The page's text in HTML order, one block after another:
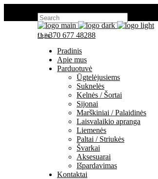
+370 677 48288
fbig
Pradinis
Apie mus
Parduotuvė
Ūgtelėjusiems
Suknelės
Kelnės / Šortai
Sijonai
Marškiniai / Palaidinės
Laisvalaikio apranga
Liemenės
Paltai / Striukės
Švarkai
Aksesuarai
Išpardavimas
Kontaktai